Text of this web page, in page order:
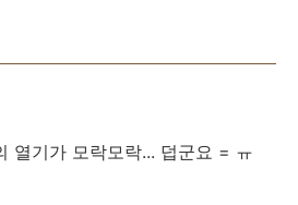
열기가 모락모락... 덥군요 = ㅠ